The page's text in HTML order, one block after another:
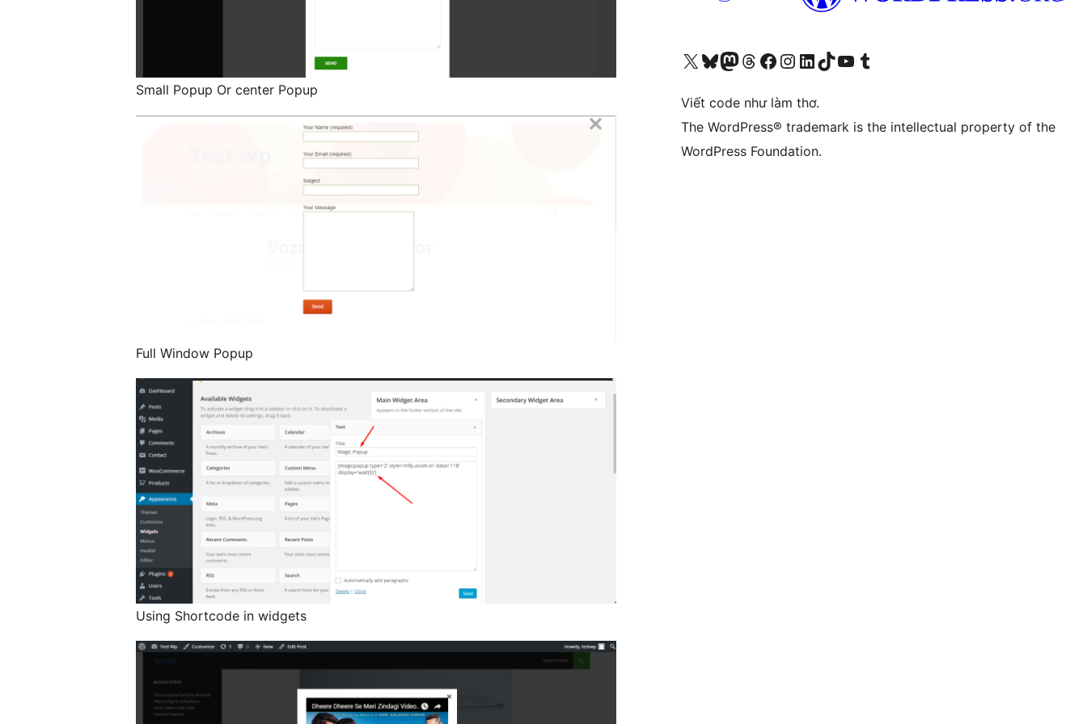
Small Popup Or center Popup
Full Window Popup
Using Shortcode in widgets
Truy cập tài khoản X (trước đây là Twitter) của chúng tôiVisit our Bluesky account
Visit our Mastodon account
Visit our Threads account
Xem trang Facebook của chúng tôiTruy cập tài khoản Instagram của chúng tôiTruy cập tài khoản LinkedIn của chúng tôiVisit our TikTok account
Truy cập kênh YouTube của chúng tôi Visit our Tumblr account
Viết code như làm thơ.
The WordPress® trademark is the intellectual property of the
WordPress Foundation.